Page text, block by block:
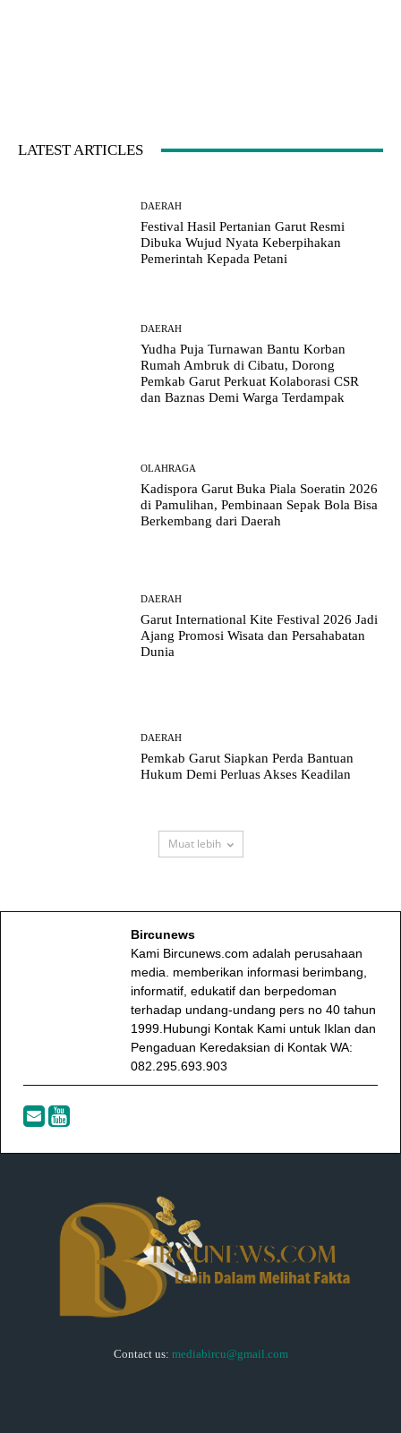
LATEST ARTICLES
DAERAH
Festival Hasil Pertanian Garut Resmi
Dibuka Wujud Nyata Keberpihakan
Pemerintah Kepada Petani
DAERAH
Yudha Puja Turnawan Bantu Korban
Rumah Ambruk di Cibatu, Dorong
Pemkab Garut Perkuat Kolaborasi CSR
dan Baznas Demi Warga Terdampak
OLAHRAGA
Kadispora Garut Buka Piala Soeratin 2026
di Pamulihan, Pembinaan Sepak Bola Bisa
Berkembang dari Daerah
DAERAH
Garut International Kite Festival 2026 Jadi
Ajang Promosi Wisata dan Persahabatan
Dunia
DAERAH
Pemkab Garut Siapkan Perda Bantuan
Hukum Demi Perluas Akses Keadilan
Muat lebih
Bircunews
Kami Bircunews.com adalah perusahaan
media. memberikan informasi berimbang,
informatif, edukatif dan berpedoman
terhadap undang-undang pers no 40 tahun
1999.Hubungi Kontak Kami untuk Iklan dan
Pengaduan Keredaksian di Kontak WA:
082.295.693.903
Contact us: mediabircu@gmail.com